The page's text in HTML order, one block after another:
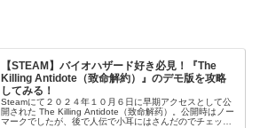
【STEAM】バイオハザード好き必見！『The
Killing Antidote（致命解約）』のデモ版を攻略
してみる！
Steamにて２０２４年１０月６日に早期アクセスとして公
開された The Killing Antidote（致命解药）。公開時はノー
マークでしたが、後で人伝で小耳にはさんだのでチェック